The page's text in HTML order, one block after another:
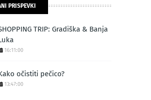
PRISPEVKI
TRIP: Gradiška & Banja
16:11:00
očistiti pečico?
13:47:00